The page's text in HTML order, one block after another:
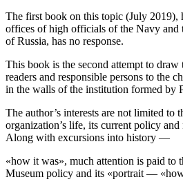
The first book on this topic (July 2019),
offices of high officials of the Navy and
of Russia, has no response.
This book is the second attempt to
readers and responsible persons to the
in the walls of the institution formed by
The author’s interests are not limited to
organization’s life, its current policy
Along with excursions into history —
«how it was», much attention is paid to
Museum policy and its «portrait —